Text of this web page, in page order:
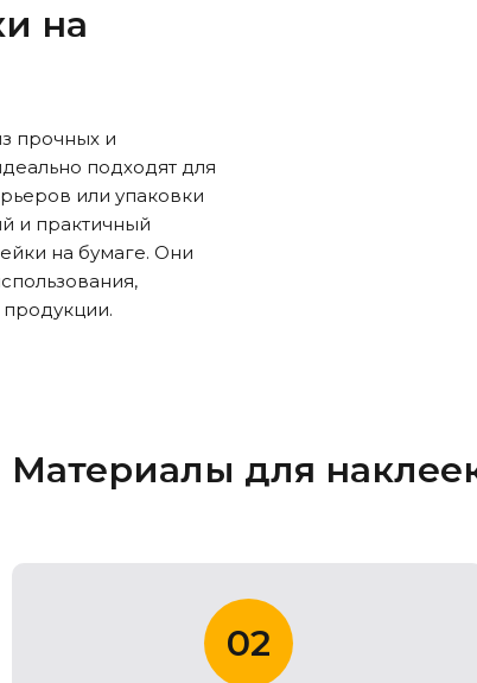
на
прочных и
подходят для
или упаковки
и практичный
на бумаге. Они
Материалы для
02